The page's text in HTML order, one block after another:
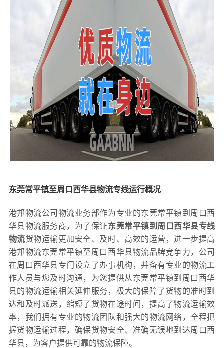
东莞常平镇至周口西华县物流专线运行概况
港邦物流公司物流业务部作为专业的东莞常平镇到周口西
华县物流服务商，为了保证东莞常平镇到周口西华县专线
物流货物运输更加安全、及时、高效的运营，进一步提高
港邦物流东莞常平镇至周口西华县物流品牌竞争力，公司
在周口西华县专门设立了办事机构，并备有专业的物流工
作人员与您及时沟通，为您提供从东莞常平镇到周口西华
县的物流运输相关延伸服务，极大的保障了货物的准时到
达和及时派送，缩短了货物在途时间，提高了物流运输效
率，我们拥有专业的物流团队和强大的物流网络，全程把
握货物运输过程，确保货物安全、准确无误地到达周口西
华县，为客户提供可靠的物流保障。